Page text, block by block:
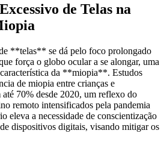
de Telas na
**telas** se dá pelo foco prolongado
força o globo ocular a se alongar, uma
da **miopia**. Estudos
de miopia entre crianças e
até 70% desde 2020, um reflexo do
remoto intensificados pela pandemia
eleva a necessidade de conscientização
dispositivos digitais, visando mitigar os